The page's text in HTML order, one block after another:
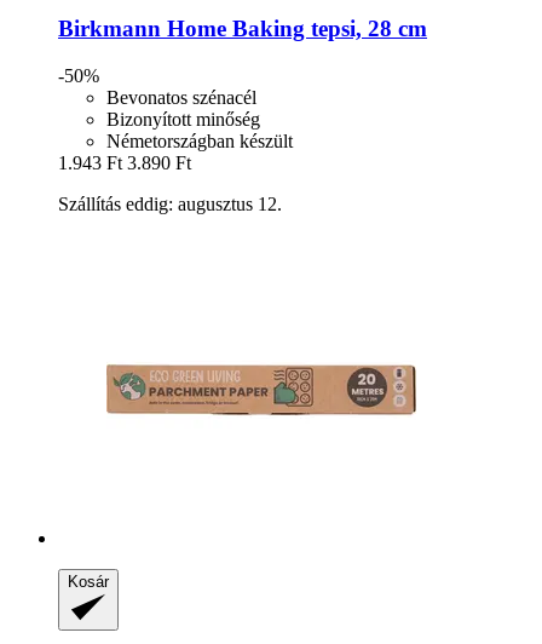
Birkmann Home Baking tepsi, 28 cm
-50%
Bevonatos szénacél
Bizonyított minőség
Németországban készült
1.943 Ft 3.890 Ft
Szállítás eddig: augusztus 12.
Kosár